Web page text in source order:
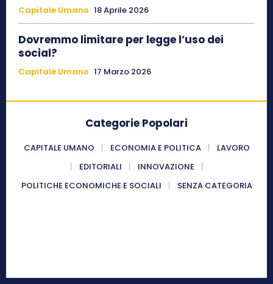
Capitale Umano 18 Aprile 2026
Dovremmo limitare per legge l’uso dei
social?
Capitale Umano 17 Marzo 2026
Categorie Popolari
CAPITALE UMANO ECONOMIA E POLITICA
LAVORO
EDITORIALI
INNOVAZIONE
POLITICHE ECONOMICHE E SOCIALI
SENZA CATEGORIA